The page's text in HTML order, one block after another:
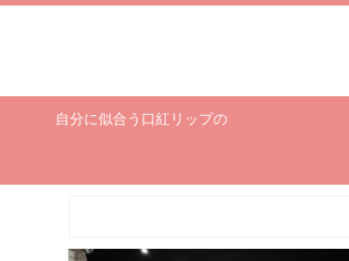
自分に似合う口紅リップの